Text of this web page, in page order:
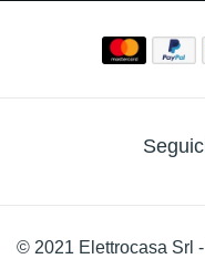
© 2021 Elettrocasa Srl